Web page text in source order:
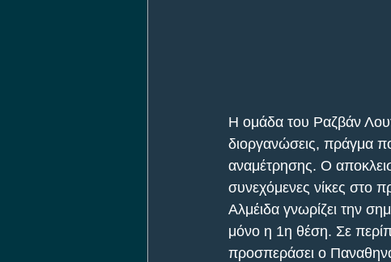
Η ομάδα του Ραζβάν
διοργανώσεις, πράγμα
αναμέτρησης. Ο
συνεχόμενες νίκες στο
Αλμέιδα γνωρίζει την
μόνο η 1η θέση. Σε
προσπεράσει ο